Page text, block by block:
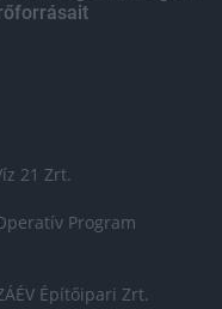
21 Zrt.
Program
Építőipari Zrt.